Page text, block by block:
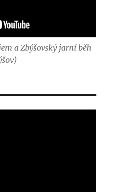
a Zbýšovský jarní běh